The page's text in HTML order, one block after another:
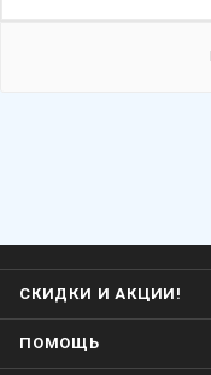
СКИДКИ И АКЦИИ!
ПОМОЩЬ